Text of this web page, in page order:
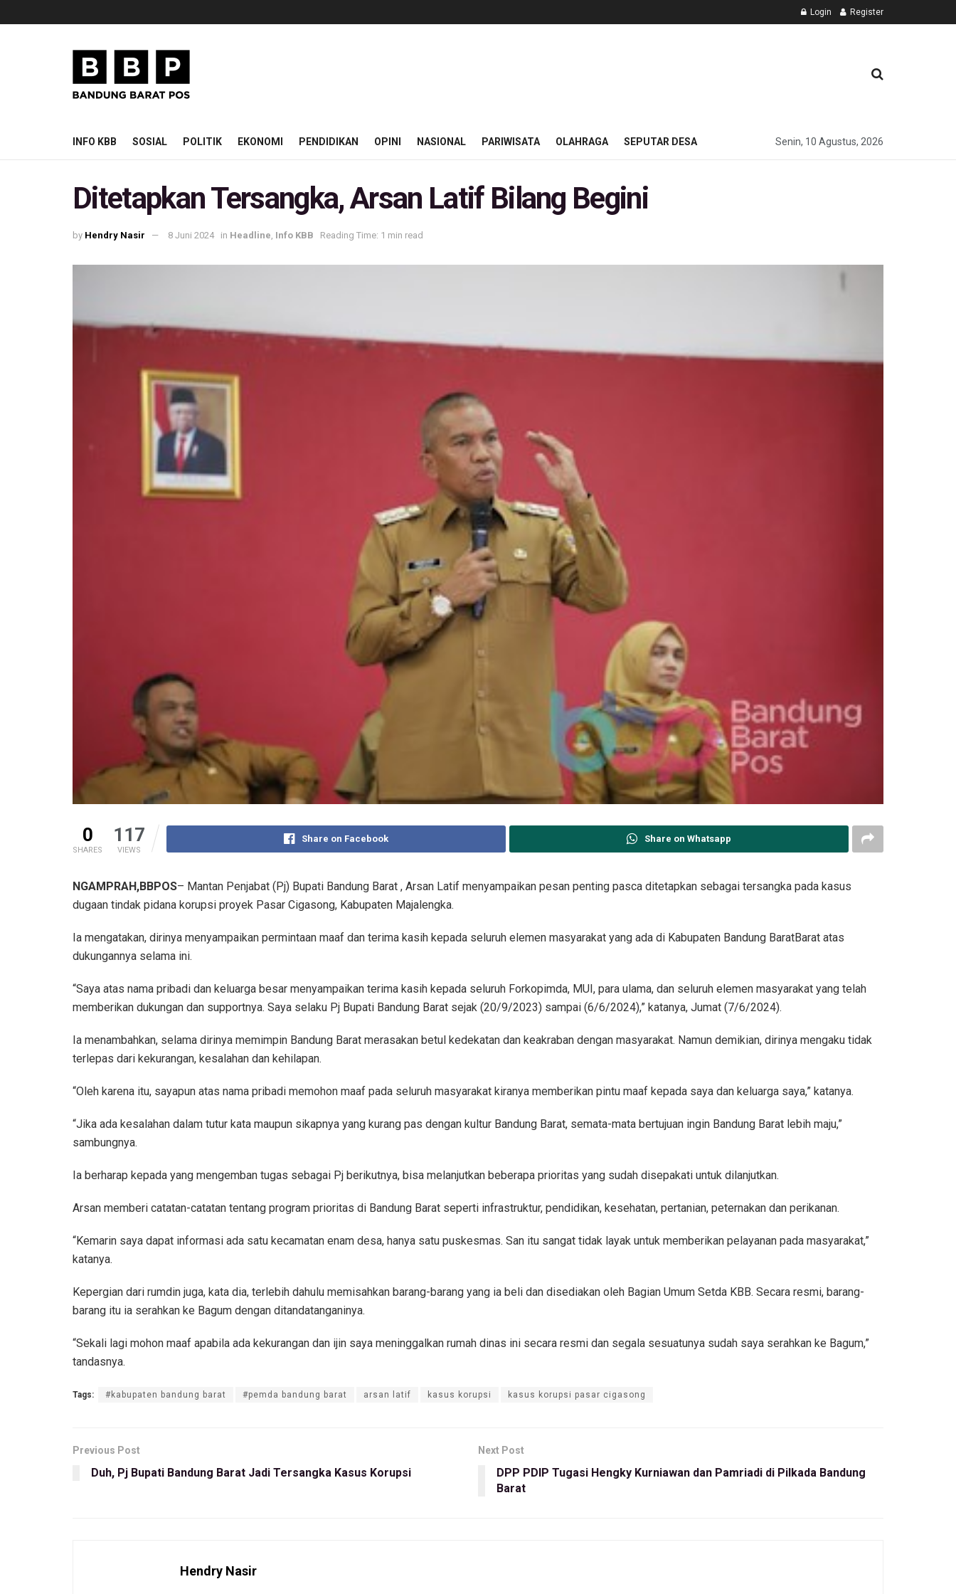
Login Register
INFO KBB SOSIAL POLITIK EKONOMI PENDIDIKAN OPINI NASIONAL PARIWISATA OLAHRAGA SEPUTAR DESA Senin, 10 Agustus, 2026
Ditetapkan Tersangka, Arsan Latif Bilang Begini
by Hendry Nasir 8 Juni 2024 in Headline Info KBB Reading Time: 1 min read
0
SHARES
117
VIEWS
Share on Facebook Share on Whatsapp
NGAMPRAH,BBPOS– Mantan Penjabat (Pj) Bupati Bandung Barat , Arsan Latif menyampaikan pesan penting pasca ditetapkan sebagai tersangka pada kasus
dugaan tindak pidana korupsi proyek Pasar Cigasong, Kabupaten Majalengka.
Ia mengatakan, dirinya menyampaikan permintaan maaf dan terima kasih kepada seluruh elemen masyarakat yang ada di Kabupaten Bandung BaratBarat atas
dukungannya selama ini.
“Saya atas nama pribadi dan keluarga besar menyampaikan terima kasih kepada seluruh Forkopimda, MUI, para ulama, dan seluruh elemen masyarakat yang telah
memberikan dukungan dan supportnya. Saya selaku Pj Bupati Bandung Barat sejak (20/9/2023) sampai (6/6/2024),” katanya, Jumat (7/6/2024).
Ia menambahkan, selama dirinya memimpin Bandung Barat merasakan betul kedekatan dan keakraban dengan masyarakat. Namun demikian, dirinya mengaku tidak
terlepas dari kekurangan, kesalahan dan kehilapan.
“Oleh karena itu, sayapun atas nama pribadi memohon maaf pada seluruh masyarakat kiranya memberikan pintu maaf kepada saya dan keluarga saya,” katanya.
“Jika ada kesalahan dalam tutur kata maupun sikapnya yang kurang pas dengan kultur Bandung Barat, semata-mata bertujuan ingin Bandung Barat lebih maju,”
sambungnya.
Ia berharap kepada yang mengemban tugas sebagai Pj berikutnya, bisa melanjutkan beberapa prioritas yang sudah disepakati untuk dilanjutkan.
Arsan memberi catatan-catatan tentang program prioritas di Bandung Barat seperti infrastruktur, pendidikan, kesehatan, pertanian, peternakan dan perikanan.
“Kemarin saya dapat informasi ada satu kecamatan enam desa, hanya satu puskesmas. San itu sangat tidak layak untuk memberikan pelayanan pada masyarakat,”
katanya.
Kepergian dari rumdin juga, kata dia, terlebih dahulu memisahkan barang-barang yang ia beli dan disediakan oleh Bagian Umum Setda KBB. Secara resmi, barang-
barang itu ia serahkan ke Bagum dengan ditandatanganinya.
“Sekali lagi mohon maaf apabila ada kekurangan dan ijin saya meninggalkan rumah dinas ini secara resmi dan segala sesuatunya sudah saya serahkan ke Bagum,”
tandasnya.
Tags: #kabupaten bandung barat #pemda bandung barat arsan latif kasus korupsi kasus korupsi pasar cigasong
Previous Post
Duh, Pj Bupati Bandung Barat Jadi Tersangka Kasus Korupsi
Next Post
DPP PDIP Tugasi Hengky Kurniawan dan Pamriadi di Pilkada Bandung
Barat
Hendry Nasir